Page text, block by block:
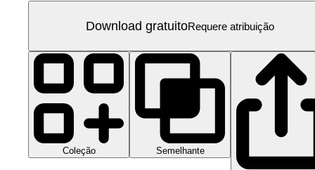
Download gratuitoRequere atribuição
Coleção Semelhante